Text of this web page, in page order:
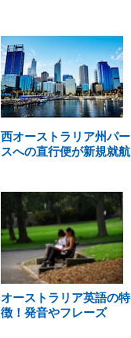
西オーストラリア州パー
スへの直行便が新規就航
オーストラリア英語の特
徴！発音やフレーズ